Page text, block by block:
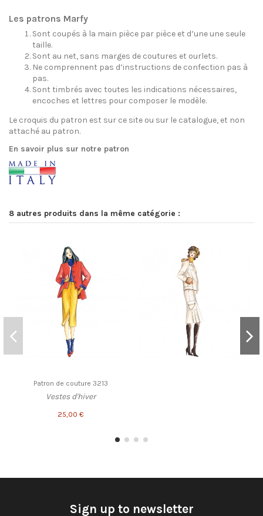
Les patrons Marfy
Sont coupés à la main pièce par pièce et d’une une seule
taille.
Sont au net, sans marges de coutures et ourlets.
Ne comprennent pas d’instructions de confection pas à
pas.
Sont timbrés avec toutes les indications nécessaires,
encoches et lettres pour composer le modèle.
Le croquis du patron est sur ce site ou sur le catalogue, et non
attaché au patron.
En savoir plus sur notre patron
8 autres produits dans la même catégorie :
Patron de couture 3213
Vestes d'hiver
25,00 €
Sign up to newsletter